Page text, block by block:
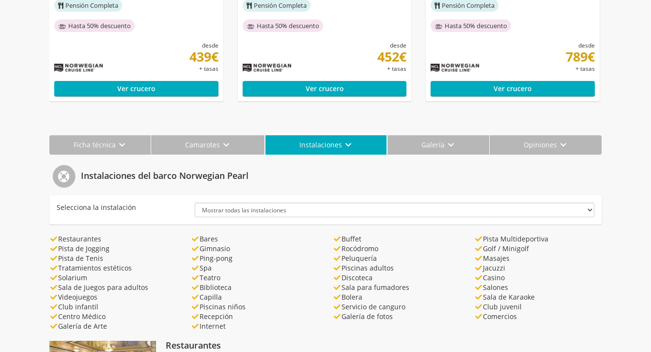
Pensión Completa
Hasta 50% descuento
desde
439€
+ tasas
Ver crucero
Pensión Completa
Hasta 50% descuento
desde
452€
+ tasas
Ver crucero
Pensión Completa
Hasta 50% descuento
desde
789€
+ tasas
Ver crucero
Ficha técnica Camarotes Instalaciones Galería Opiniones
Instalaciones del barco Norwegian Pearl
Selecciona la instalación
Restaurantes Bares Buffet
Pista Multideportiva
Pista de Jogging
Gimnasio Rocódromo
Golf / Minigolf
Pista de Tenis
Ping-pong Peluquería
Masajes
Tratamientos estéticos
Spa Piscinas adultos
Jacuzzi
Solarium
Teatro Discoteca
Casino
Sala de Juegos para adultos
Biblioteca Sala para fumadores
Salones
Videojuegos
Capilla Bolera
Sala de Karaoke
Club infantil
Piscinas niños Servicio de canguro
Club juvenil
Centro Médico
Recepción Galería de fotos
Comercios
Galería de Arte
Internet
Restaurantes